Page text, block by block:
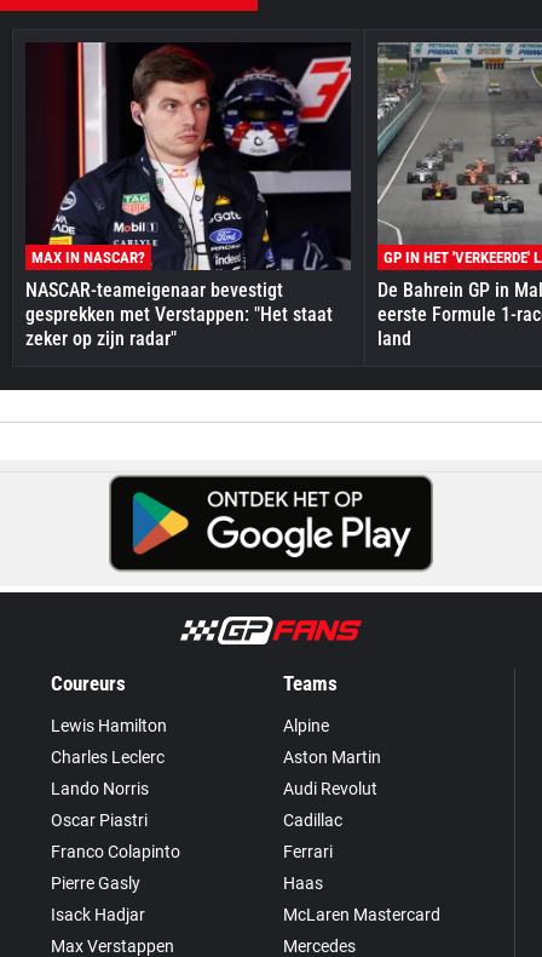
MAX IN NASCAR?
NASCAR-teameigenaar bevestigt
gesprekken met Verstappen: "Het staat
zeker op zijn radar"
GP IN HET 'VERKEERDE'
De Bahrein GP in
eerste Formule 1-
land
Coureurs
Lewis Hamilton
Charles Leclerc
Lando Norris
Oscar Piastri
Franco Colapinto
Pierre Gasly
Isack Hadjar
Max Verstappen
Teams
Alpine
Aston Martin
Audi Revolut
Cadillac
Ferrari
Haas
McLaren Mastercard
Mercedes